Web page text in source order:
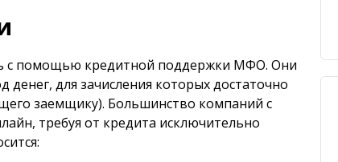
с помощью кредитной поддержки МФО. Они
для зачисления которых достаточно
заемщику). Большинство компаний с
требуя от кредита исключительно